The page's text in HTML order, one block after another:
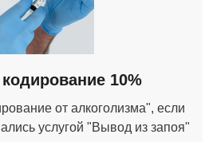
10%
от алкоголизма", если
услугой "Вывод из запоя"